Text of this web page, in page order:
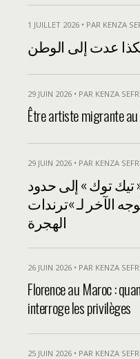
1 JUILLET 2026 • PAR KENZA
29 JUIN 2026 • PAR KENZA
Être artiste migrante
29 JUIN 2026 • PAR KENZA
توك » إلى حدود
الآخر لـ »ترندات
الهجرة
26 JUIN 2026 • PAR KENZA
Florence au Maroc :
interroge les privilèges
25 JUIN 2026 • PAR KENZA